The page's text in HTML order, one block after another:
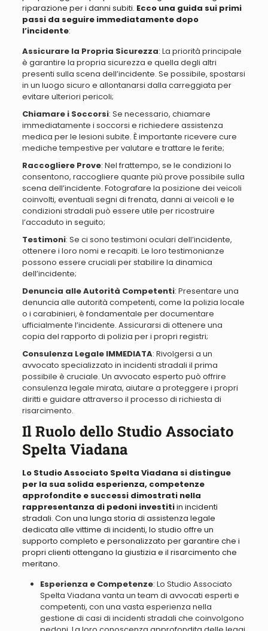
riparazione per i danni subiti. Ecco una guida sui primi
passi da seguire immediatamente dopo
l’incidente:
Assicurare la Propria Sicurezza: La priorità principale
è garantire la propria sicurezza e quella degli altri
presenti sulla scena dell’incidente. Se possibile, spostarsi
in un luogo sicuro e allontanarsi dalla carreggiata per
evitare ulteriori pericoli;
Chiamare i Soccorsi: Se necessario, chiamare
immediatamente i soccorsi e richiedere assistenza
medica per le lesioni subite. È importante ricevere cure
mediche tempestive per valutare e trattare le ferite;
Raccogliere Prove: Nel frattempo, se le condizioni lo
consentono, raccogliere quante più prove possibile sulla
scena dell’incidente. Fotografare la posizione dei veicoli
coinvolti, eventuali segni di frenata, danni ai veicoli e le
condizioni stradali può essere utile per ricostruire
l’accaduto in seguito;
Testimoni: Se ci sono testimoni oculari dell’incidente,
ottenere i loro nomi e recapiti. Le loro testimonianze
possono essere cruciali per stabilire la dinamica
dell’incidente;
Denuncia alle Autorità Competenti: Presentare una
denuncia alle autorità competenti, come la polizia locale
o i carabinieri, è fondamentale per documentare
ufficialmente l’incidente. Assicurarsi di ottenere una
copia del rapporto di polizia per i propri registri;
Consulenza Legale IMMEDIATA: Rivolgersi a un
avvocato specializzato in incidenti stradali il prima
possibile è cruciale. Un avvocato esperto può offrire
consulenza legale mirata, aiutare a proteggere i propri
diritti e guidare attraverso il processo di richiesta di
risarcimento.
Il Ruolo dello Studio Associato
Spelta Viadana
Lo Studio Associato Spelta Viadana si distingue
per la sua solida esperienza, competenze
approfondite e successi dimostrati nella
rappresentanza di pedoni investitiin incidenti
stradali. Con una lunga storia di assistenza legale
dedicata alle vittime di incidenti, lo studio offre un
supporto completo e personalizzato per garantire che i
propri clienti ottengano la giustizia e il risarcimento che
meritano.
Esperienza e Competenze: Lo Studio Associato
Spelta Viadana vanta un team di avvocati esperti e
competenti, con una vasta esperienza nella
gestione di casi di incidenti stradali che coinvolgono